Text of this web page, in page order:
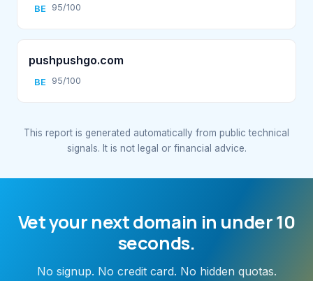
BE 95/100
pushpushgo.com
BE 95/100
This report is generated automatically from public technical
signals. It is not legal or financial advice.
Vet your next domain in under 10
seconds.
No signup. No credit card. No hidden quotas.